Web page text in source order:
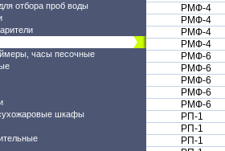
отбора проб воды
часы песочные
шкафы
РМФ-4
РМФ-4
РМФ-4
РМФ-4
РМФ-6
РМФ-6
РМФ-6
РМФ-6
РМФ-6
РП-1
РП-1
РП-1